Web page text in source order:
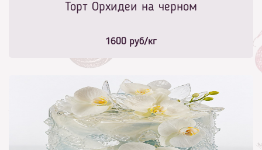
Торт Орхидеи на черном
1600 руб/кг